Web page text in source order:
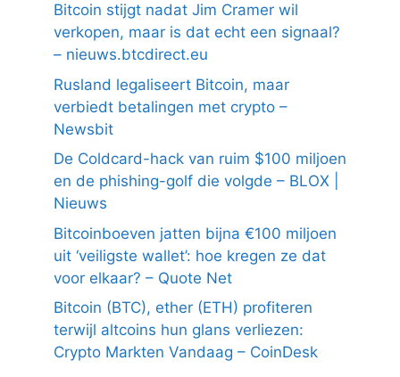
Bitcoin stijgt nadat Jim Cramer wil
verkopen, maar is dat echt een signaal?
– nieuws.btcdirect.eu
Rusland legaliseert Bitcoin, maar
verbiedt betalingen met crypto –
Newsbit
De Coldcard-hack van ruim $100 miljoen
en de phishing-golf die volgde – BLOX |
Nieuws
Bitcoinboeven jatten bijna €100 miljoen
uit ‘veiligste wallet’: hoe kregen ze dat
voor elkaar? – Quote Net
Bitcoin (BTC), ether (ETH) profiteren
terwijl altcoins hun glans verliezen:
Crypto Markten Vandaag – CoinDesk